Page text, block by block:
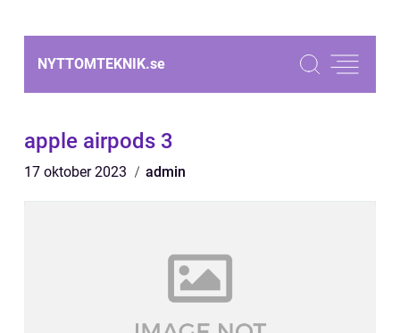
NYTTOMTEKNIK.se
apple airpods 3
17 oktober 2023 admin